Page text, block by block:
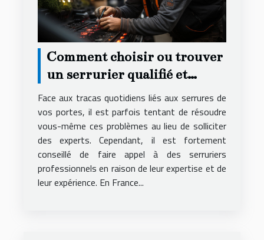
Comment choisir ou trouver
un serrurier qualifié et
compétent ?
Face aux tracas quotidiens liés aux serrures de
vos portes, il est parfois tentant de résoudre
vous-même ces problèmes au lieu de solliciter
des experts. Cependant, il est fortement
conseillé de faire appel à des serruriers
professionnels en raison de leur expertise et de
leur expérience. En France...